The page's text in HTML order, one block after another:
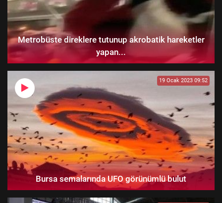
Metrobüste direklere tutunup akrobatik hareketler
yapan...
19 Ocak 2023 09:52
Bursa semalarında UFO görünümlü bulut